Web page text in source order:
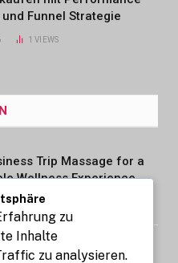
Funnel Strategie
1VIEWS
Trip Massage for a
Wellness Experience
express: So gelingt die
zu
Inhalte
zu analysieren.